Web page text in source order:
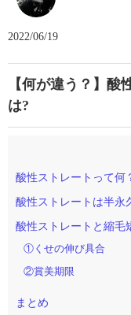
2022/06/19
【何が違う？】酸
は?
酸性ストレートって何
酸性ストレートは半永
酸性ストレートと縮毛
①くせの伸び具合
②賞美期限
まとめ